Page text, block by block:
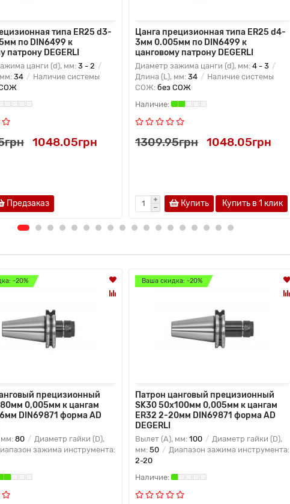
типа ER25 d3-
по DIN6499 к
патрону DEGERLI
цанги (d), мм: 3 - 2
34
Наличие системы
1048.05грн
Предзаказ
Цанга прецизионная типа ER25 d4-
3мм 0.005мм по DIN6499 к
цанговому патрону DEGERLI
Диаметр зажима цанги (d), мм: 4 - 3
Длина (L), мм: 34
Наличие системы
СОЖ: без СОЖ
1309.95грн 1048.05грн
Купить Купить в 1 клик
-20%
прецизионный
0,005мм к цангам
DIN69871 форма AD
мм: 80
Диаметр гайки (D),
зажима инструмента:
Ваша скидка: -20%
Патрон цанговый прецизионный
SK30 50x100мм 0,005мм к цангам
ER32 2-20мм DIN69871 форма AD
DEGERLI
Вылет (A), мм: 100
Диаметр гайки (D),
мм: 50
Диапазон зажима инструмента:
2-20